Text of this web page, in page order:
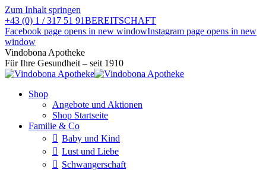
Zum Inhalt springen
+43 (0) 1 / 317 51 91BEREITSCHAFT
Facebook page opens in new windowInstagram page opens in new
window
Vindobona Apotheke
Für Ihre Gesundheit – seit 1910
Shop
Angebote und Aktionen
Shop Startseite
Familie & Co
Baby und Kind
Lust und Liebe
Schwangerschaft